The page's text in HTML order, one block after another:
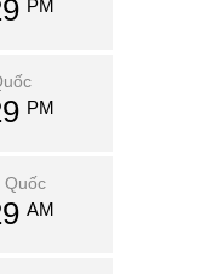
PM
PM
Quốc
AM